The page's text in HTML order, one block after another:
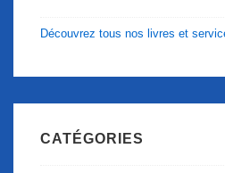
Découvrez tous nos livres et
CATÉGORIES